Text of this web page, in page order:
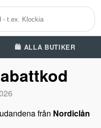
🛍️ ALLA BUTIKER
från Nordiclån